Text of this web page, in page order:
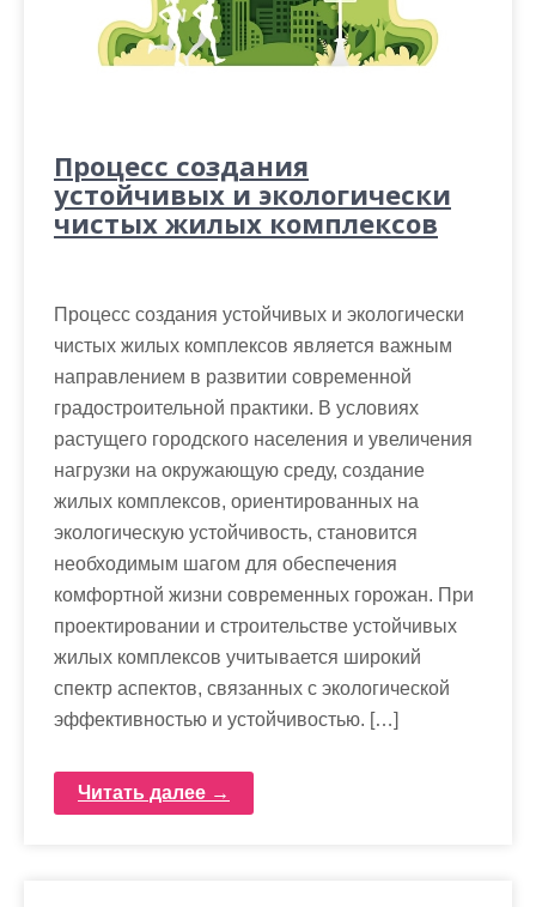
Процесс создания
устойчивых и экологически
чистых жилых комплексов
Процесс создания устойчивых и экологически
чистых жилых комплексов является важным
направлением в развитии современной
градостроительной практики. В условиях
растущего городского населения и увеличения
нагрузки на окружающую среду, создание
жилых комплексов, ориентированных на
экологическую устойчивость, становится
необходимым шагом для обеспечения
комфортной жизни современных горожан. При
проектировании и строительстве устойчивых
жилых комплексов учитывается широкий
спектр аспектов, связанных с экологической
эффективностью и устойчивостью. […]
Читать далее →